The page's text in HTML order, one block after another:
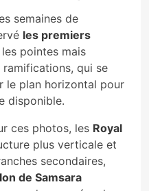
semaines de
les premiers
pointes mais
ramifications, qui se
le plan horizontal pour
disponible.
ces photos, les Royal
plus verticale et
secondaires,
de Samsara